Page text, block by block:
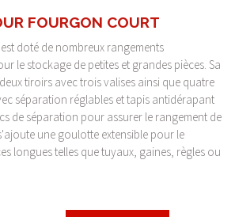
FOURGON COURT
doté de nombreux rangements
le stockage de petites et grandes pièces. Sa
tiroirs avec trois valises ainsi que quatre
séparation réglables et tapis antidérapant
de séparation pour assurer le rangement de
une goulotte extensible pour le
longues telles que tuyaux, gaines, règles ou